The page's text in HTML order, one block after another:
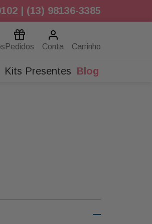
| (13) 98136-3385
Pedidos Conta
Kits Presentes Blog